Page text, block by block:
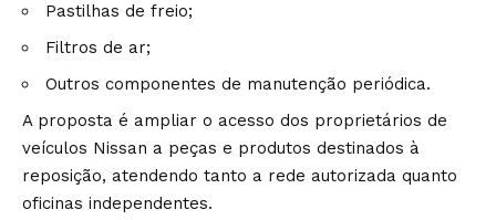
Pastilhas de freio;
Filtros de ar;
Outros componentes de manutenção periódica.
A proposta é ampliar o acesso dos proprietários de
veículos Nissan a peças e produtos destinados à
reposição, atendendo tanto a rede autorizada quanto
oficinas independentes.